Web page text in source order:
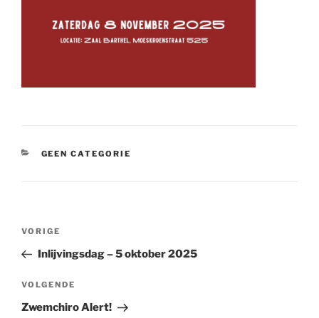
CATEGORIEËN
GEEN CATEGORIE
Berichtnavigatie
Vorig
bericht
VORIGE
Inlijvingsdag – 5 oktober 2025
Volgend
bericht
VOLGENDE
Zwemchiro Alert!